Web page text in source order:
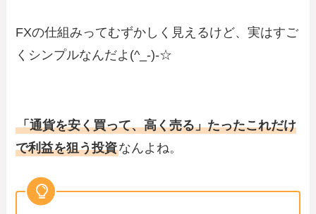
FXの仕組みってむずかしく見えるけど、実はすご
くシンプルなんだよ(^_-)-☆
「通貨を安く買って、高く売る」たったこれだけ
で利益を狙う投資なんよね。